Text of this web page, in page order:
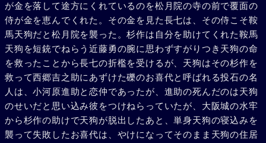
が金を落して途方にくれているのを松月院の寺の前で覆面の
侍が金を恵んでくれた。その金を見た長七は、その侍こそ鞍
馬天狗だと松月院を襲った。杉作は自分を助けてくれた鞍馬
天狗を短銃でねらう近藤勇の腕に思わずすがりつき天狗の命
を救ったことから長七の折檻を受けるが、天狗はその杉作を
救って西郷吉之助にあずけた礫のお喜代と呼ばれる投石の名
人は、小河原進助と恋仲であったが、進助の死んだのは天狗
のせいだと思い込み彼をつけねらっていたが、大阪城の水牢
から杉作の助けで天狗が脱出したあと、単身天狗の寝込みを
襲って失敗したお喜代は、やけになってそのまま天狗の住居